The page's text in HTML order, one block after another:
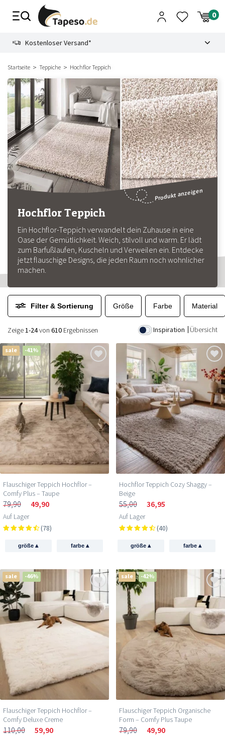
Zusammenbruch
Kostenloser Versand*
Startseite Teppiche Hochflor Teppich
Hochflor Teppich
Ein Hochflor-Teppich verwandelt dein Zuhause in eine
Oase der Gemütlichkeit. Weich, stilvoll und warm. Er lädt
zum Barfußlaufen, Kuscheln und Verweilen ein. Entdecke
jetzt flauschige Designs, die jeden Raum noch wohnlicher
machen.
Produkt anzeigen
Filter & Sortierung Größe Farbe Material
Inspiration Übersicht
Zeige1-24von 610 Ergebnissen
sale -41%
Flauschiger Teppich Hochflor –
Comfy Plus – Taupe
79,90 49,90
Auf Lager
(78)
größe▴ farbe ▴
Hochflor Teppich Cozy Shaggy –
Beige
55,00 36,95
Auf Lager
(40)
größe▴ farbe ▴
sale -46%
Flauschiger Teppich Hochflor –
Comfy Deluxe Creme
110,00 59,90
sale -42%
Flauschiger Teppich Organische
Form – Comfy Plus Taupe
79,90 49,90